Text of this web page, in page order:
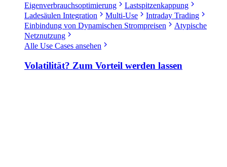
Eigenverbrauchsoptimierung
Lastspitzenkappung
Ladesäulen Integration
Multi-Use
Intraday Trading
Einbindung von Dynamischen Strompreisen
Atypische
Netznutzung
Alle Use Cases ansehen
Volatilität? Zum Vorteil werden lassen